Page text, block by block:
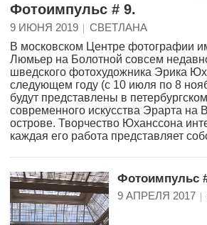
Фотоимпульс # 9.
9 ИЮНЯ 2019
СВЕТЛАНА
В московском Центре фотографии
Люмьер на Болотной совсем
шведского фотохудожника Эрика
следующем году (с 10 июля по 8
будут представлены в
современного искусства Эрарта на
острове. Творчество Юханссона
каждая его работа представляет
Фотоимпульс
9 АПРЕЛЯ 2017